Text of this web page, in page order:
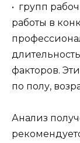
• групп
работы в
факторов.
по полу,
Анализ